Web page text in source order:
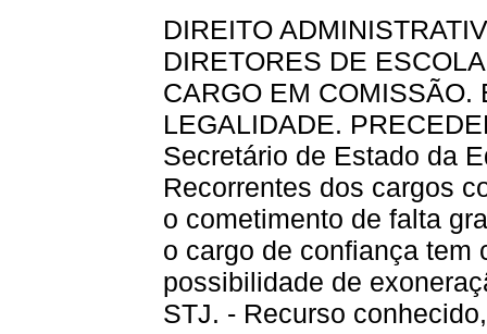
DIREITO
DIRETORES DE
CARGO EM COMISSÃO.
LEGALIDADE.
Secretário de Estado da
Recorrentes dos cargos
o cometimento de falta
o cargo de confiança tem
possibilidade de
STJ. - Recurso